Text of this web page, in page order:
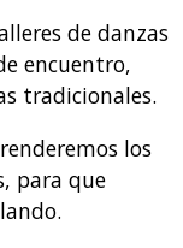
de danzas
encuentro,
tradicionales.
los
para que